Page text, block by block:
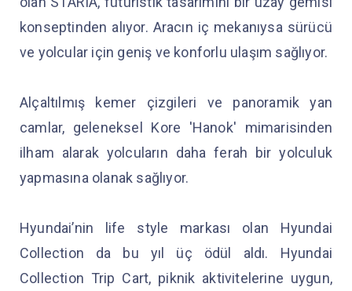
konseptinden alıyor. Aracın iç mekanıysa sürücü
ve yolcular için geniş ve konforlu ulaşım sağlıyor.
Alçaltılmış kemer çizgileri ve panoramik yan
camlar, geleneksel Kore 'Hanok' mimarisinden
ilham alarak yolcuların daha ferah bir yolculuk
yapmasına olanak sağlıyor.
Hyundai’nin life style markası olan Hyundai
Collection da bu yıl üç ödül aldı. Hyundai
Collection Trip Cart, piknik aktivitelerine uygun,